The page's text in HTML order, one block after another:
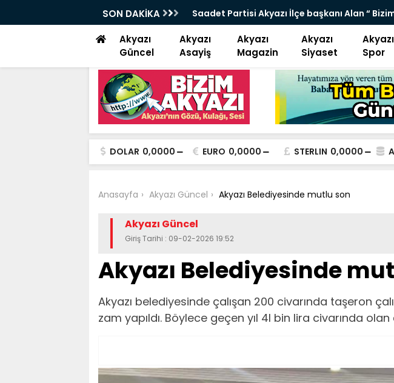
SON DAKİKA
başkanı Alan “ Bizim niyetimiz üzüm Kuzuluk Akyazı karayolu Ulaşıma kapatıldı
Akyazı
Güncel
Akyazı
Asayiş
Akyazı
Magazin
Akyazı
Siyaset
Akyazı
Spor
DOLAR 0,0000 EURO 0,0000 STERLIN 0,0000
Anasayfa Akyazı Güncel Akyazı Belediyesinde mutlu son
Akyazı Güncel
Giriş Tarihi : 09-02-2026 19:52
Akyazı Belediyesinde
​​​​​​​Akyazı belediyesinde çalışan 200 civarında taşeron
zam yapıldı. Böylece geçen yıl 4l bin lira civarında